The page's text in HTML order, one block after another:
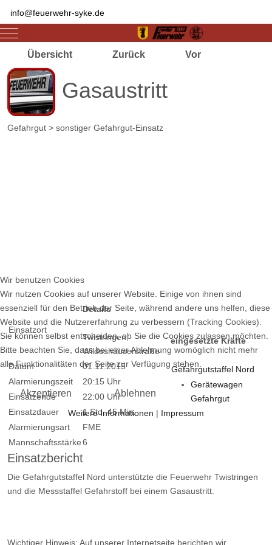
info@feuerwehr-syke.de
Mobile Menu Toggle
Übersicht Zurück Vor
Gasaustritt
Gefahrgut > sonstiger Gefahrgut-Einsatz
Einsatzort
Details
Twistringen,
Wildeshäuserstraße
Datum
01.11.2015
Alarmierungszeit
20:15 Uhr
Einsatzende
22:00 Uhr
Einsatzdauer
1 Std. 45 Min.
Alarmierungsart
FME
Mannschaftsstärke6
eingesetzte Kräfte
Gefahrgutstaffel Nord
Gerätewagen
Gefahrgut
Einsatzbericht
Die Gefahrgutstaffel Nord unterstützte die Feuerwehr Twistringen
und die Messstaffel Gefahrstoff bei einem Gasaustritt.
Wichtiger Hinweis: Auf unserer Internetseite berichten wir
Wir benutzen Cookies
Wir nutzen Cookies auf unserer Website. Einige von ihnen sind
essenziell für den Betrieb der Seite, während andere uns helfen, diese
Website und die Nutzererfahrung zu verbessern (Tracking Cookies).
Sie können selbst entscheiden, ob Sie die Cookies zulassen möchten.
Bitte beachten Sie, dass bei einer Ablehnung womöglich nicht mehr
alle Funktionalitäten der Seite zur Verfügung stehen.
Akzeptieren Ablehnen
Weitere Informationen | Impressum